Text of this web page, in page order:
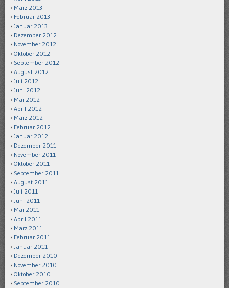
März 2013
Februar 2013
Januar 2013
Dezember 2012
November 2012
Oktober 2012
September 2012
August 2012
Juli 2012
Juni 2012
Mai 2012
April 2012
März 2012
Februar 2012
Januar 2012
Dezember 2011
November 2011
Oktober 2011
September 2011
August 2011
Juli 2011
Juni 2011
Mai 2011
April 2011
März 2011
Februar 2011
Januar 2011
Dezember 2010
November 2010
Oktober 2010
September 2010